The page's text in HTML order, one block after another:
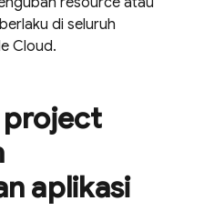
di seluruh
Cloud.
project
aplikasi